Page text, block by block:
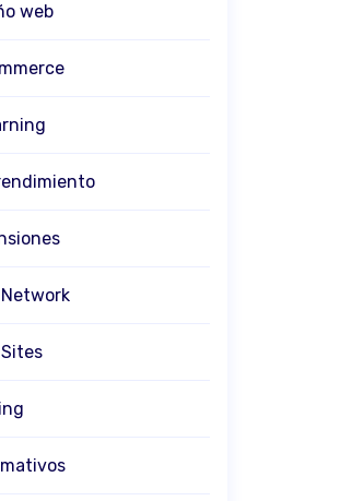
web
Network
Sites